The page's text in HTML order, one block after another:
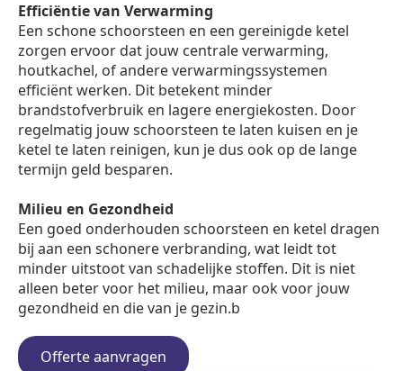
Efficiëntie van Verwarming
Een schone schoorsteen en een gereinigde ketel
zorgen ervoor dat jouw centrale verwarming,
houtkachel, of andere verwarmingssystemen
efficiënt werken. Dit betekent minder
brandstofverbruik en lagere energiekosten. Door
regelmatig jouw schoorsteen te laten kuisen en je
ketel te laten reinigen, kun je dus ook op de lange
termijn geld besparen.
Milieu en Gezondheid
Een goed onderhouden schoorsteen en ketel dragen
bij aan een schonere verbranding, wat leidt tot
minder uitstoot van schadelijke stoffen. Dit is niet
alleen beter voor het milieu, maar ook voor jouw
gezondheid en die van je gezin.b
Offerte aanvragen